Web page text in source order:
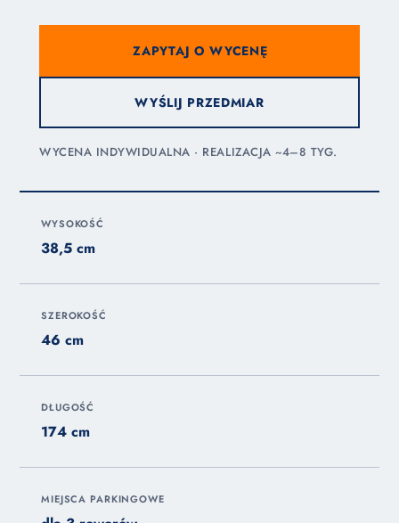
ZAPYTAJ O WYCENĘ
WYŚLIJ PRZEDMIAR
WYCENA INDYWIDUALNA · REALIZACJA ~4–8 TYG.
WYSOKOŚĆ
38,5 cm
SZEROKOŚĆ
46 cm
DŁUGOŚĆ
174 cm
MIEJSCA PARKINGOWE